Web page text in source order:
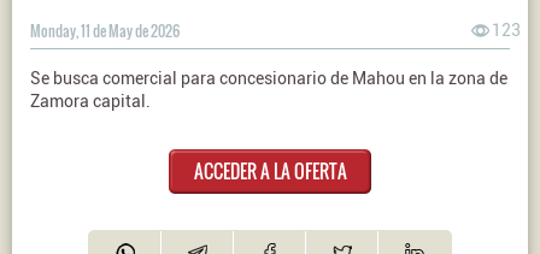
Monday, 11 de May de 2026 123
Se busca comercial para concesionario de Mahou en la zona de
Zamora capital.
ACCEDER A LA OFERTA